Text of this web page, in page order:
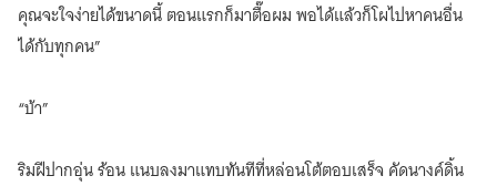
คุณจะใจง่ายได้ขนาดนี้ ตอนแรกก็มาตื๊อผม พอได้แล้วก็โผไปหาคนอื่น
ได้กับทุกคน”
“บ้า”
ริมฝีปากอุ่น ร้อน แนบลงมาแทบทันทีที่หล่อนโต้ตอบเสร็จ คัดนางค์ดิ้น